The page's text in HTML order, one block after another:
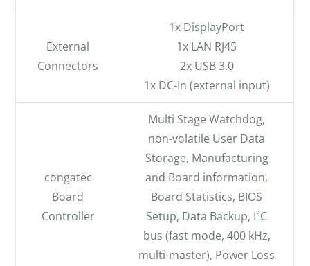
External
Connectors
1x DisplayPort
1x LAN RJ45
2x USB 3.0
1x DC-In (external input)
congatec
Board
Controller
Multi Stage Watchdog,
non-volatile User Data
Storage, Manufacturing
and Board information,
Board Statistics, BIOS
Setup, Data Backup, I²C
bus (fast mode, 400 kHz,
multi-master), Power Loss